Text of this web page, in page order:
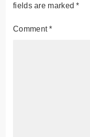
fields are marked*
Comment*